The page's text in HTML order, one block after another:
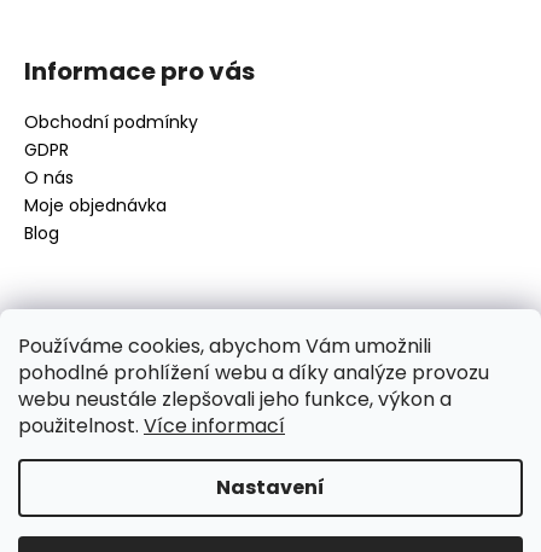
Používáme cookies, abychom Vám umožnili
pohodlné prohlížení webu a díky analýze provozu
webu neustále zlepšovali jeho funkce, výkon a
použitelnost. Více informací
Nastavení
j
t
?
D
o
u
Informace pro vás
Obchodní podmínky
GDPR
O nás
Moje objednávka
Blog
disamsafety@disamsafety.cz
596 624 947
773 253 401
Sledujte nás na Facebooku